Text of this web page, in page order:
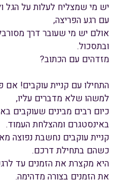
יש מי שמצליח לעלות על הגל
עם רגע הפריצה,
אולם יש מי שעובר דרך
ובתסכול.
מזדהים עם הכתוב?
התחילו עם קניית עוקבים!
למשהו שלא מדברים עליו,
כיום רבים מבינים שעוקבים
באינסטגרם ומהצלחת העמוד.
קניית עוקבים נחשבת נפוצה
כשהם בתחילת דרכם.
היא מקצרת את הזמנים עד
את הזמנים בצורה מדהימה.